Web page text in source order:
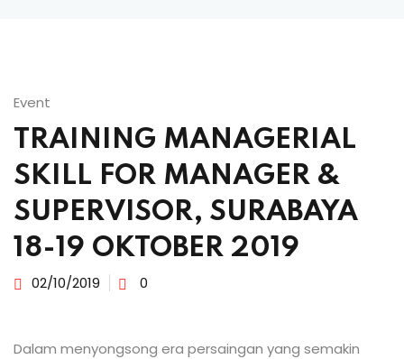
Event
TRAINING MANAGERIAL
SKILL FOR MANAGER &
SUPERVISOR, SURABAYA
18-19 OKTOBER 2019
02/10/2019 0
Dalam menyongsong era persaingan yang semakin